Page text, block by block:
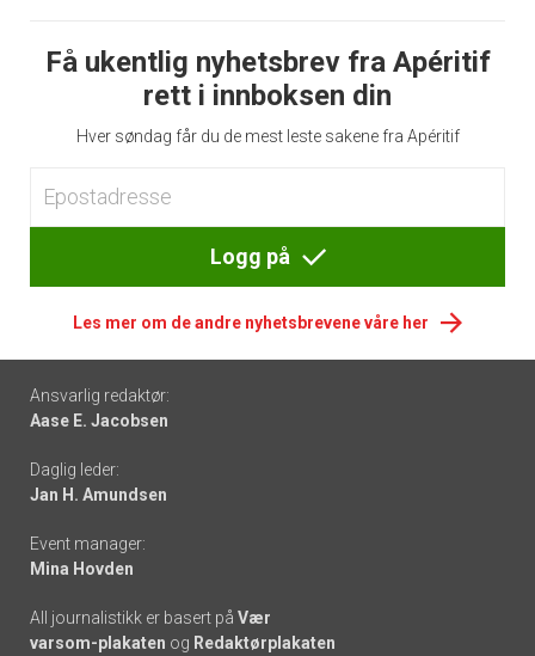
Få ukentlig nyhetsbrev fra Apéritif
rett i innboksen din
Hver søndag får du de mest leste sakene fra Apéritif
Logg på
Les mer om de andre nyhetsbrevene våre her
Footer
-
links
Ansvarlig redaktør:
Aase E. Jacobsen
Daglig leder:
Jan H. Amundsen
Event manager:
Mina Hovden
All journalistikk er basert på Vær
varsom-plakaten og Redaktørplakaten